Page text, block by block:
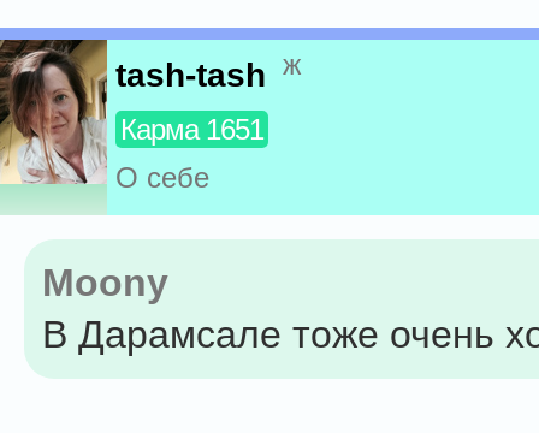
tash-tash ж
Карма 1651
О себе
Moony
В Дарамсале тоже очень